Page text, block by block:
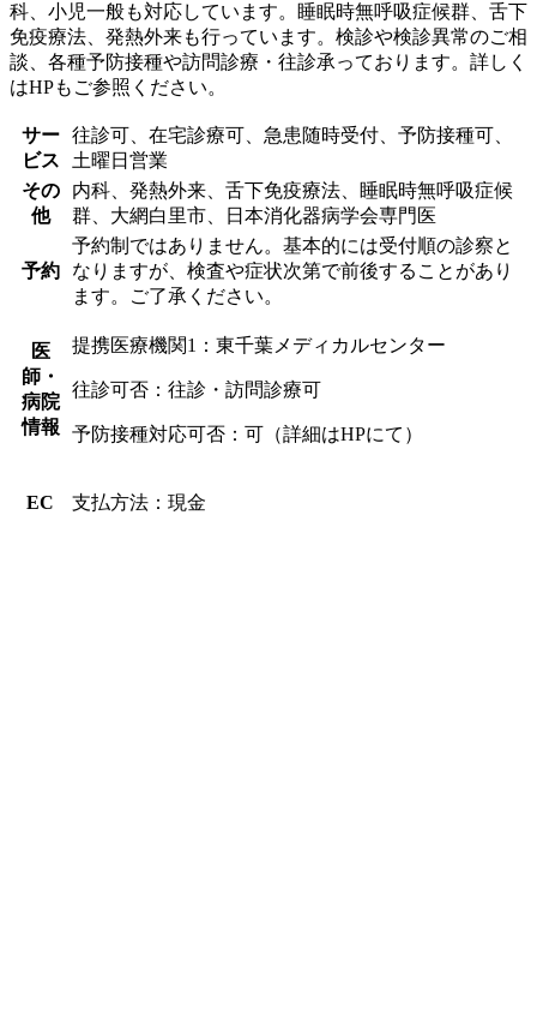
科、小児一般も対応しています。睡眠時無呼吸症候群、舌下
免疫療法、発熱外来も行っています。検診や検診異常のご相
談、各種予防接種や訪問診療・往診承っております。詳しく
はHPもご参照ください。
サー
ビス
往診可、在宅診療可、急患随時受付、予防接種可、
土曜日営業
その
他
内科、発熱外来、舌下免疫療法、睡眠時無呼吸症候
群、大網白里市、日本消化器病学会専門医
予約
予約制ではありません。基本的には受付順の診察と
なりますが、検査や症状次第で前後することがあり
ます。ご了承ください。
医
師・
病院
情報
提携医療機関1：東千葉メディカルセンター
往診可否：往診・訪問診療可
予防接種対応可否：可（詳細はHPにて）
EC 支払方法：現金